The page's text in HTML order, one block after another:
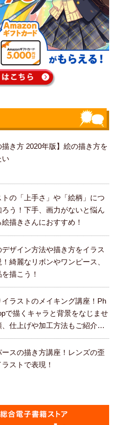
描き方 2020年版】絵の描き方を
い
トの「上手さ」や「絵柄」につ
ろう！下手、画力がないと悩ん
絵描きさんにおすすめ！
デザイン方法や描き方をイラス
！綺麗なリボンやワンピース、
描こう！
イラストのメイキング講座！Ph
で描くキャラと背景をなじませ
、仕上げや加工方法もご紹介し
ースの描き方講座！レンズの歪
ストで表現！